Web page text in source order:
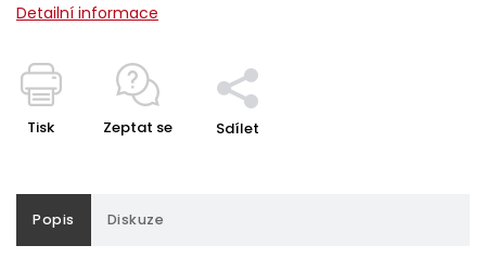
Detailní informace
Tisk Zeptat se Sdílet
Popis Diskuze